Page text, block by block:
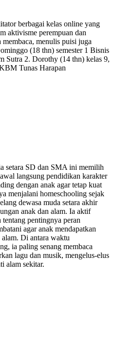
berbagai kelas online yang
aktivisme perempuan dan
membaca, menulis puisi juga
(18 thn) semester 1 Bisnis
2. Dorothy (14 thn) kelas 9,
Tunas Harapan
setara SD dan SMA ini memilih
langsung pendidikan karakter
dengan anak agar tetap kuat
menjalani homeschooling sejak
dewasa muda setara akhir
anak dan alam. Ia aktif
pentingnya peran
agar anak mendapatkan
Di antara waktu
ia paling senang membaca
lagu dan musik, mengelus-elus
alam sekitar.